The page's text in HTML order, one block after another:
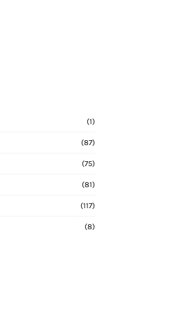
(1)
(87)
(75)
(81)
(117)
(8)